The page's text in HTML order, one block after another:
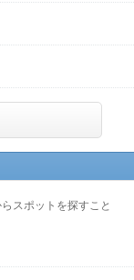
スポットを探すこと